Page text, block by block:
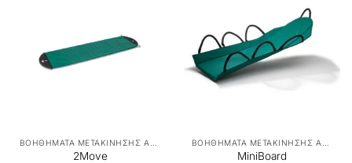
2Move MiniBoard